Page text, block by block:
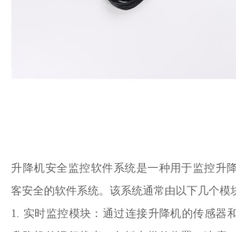
升降机安全监控软件系统是一种用于监控升
客安全的软件系统。该系统通常由以下几个模
1. 实时监控模块：通过连接升降机的传感器